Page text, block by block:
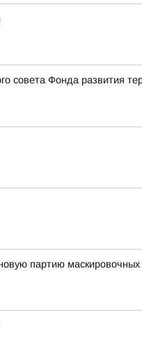
совета Фонда развития
партию маскировочных